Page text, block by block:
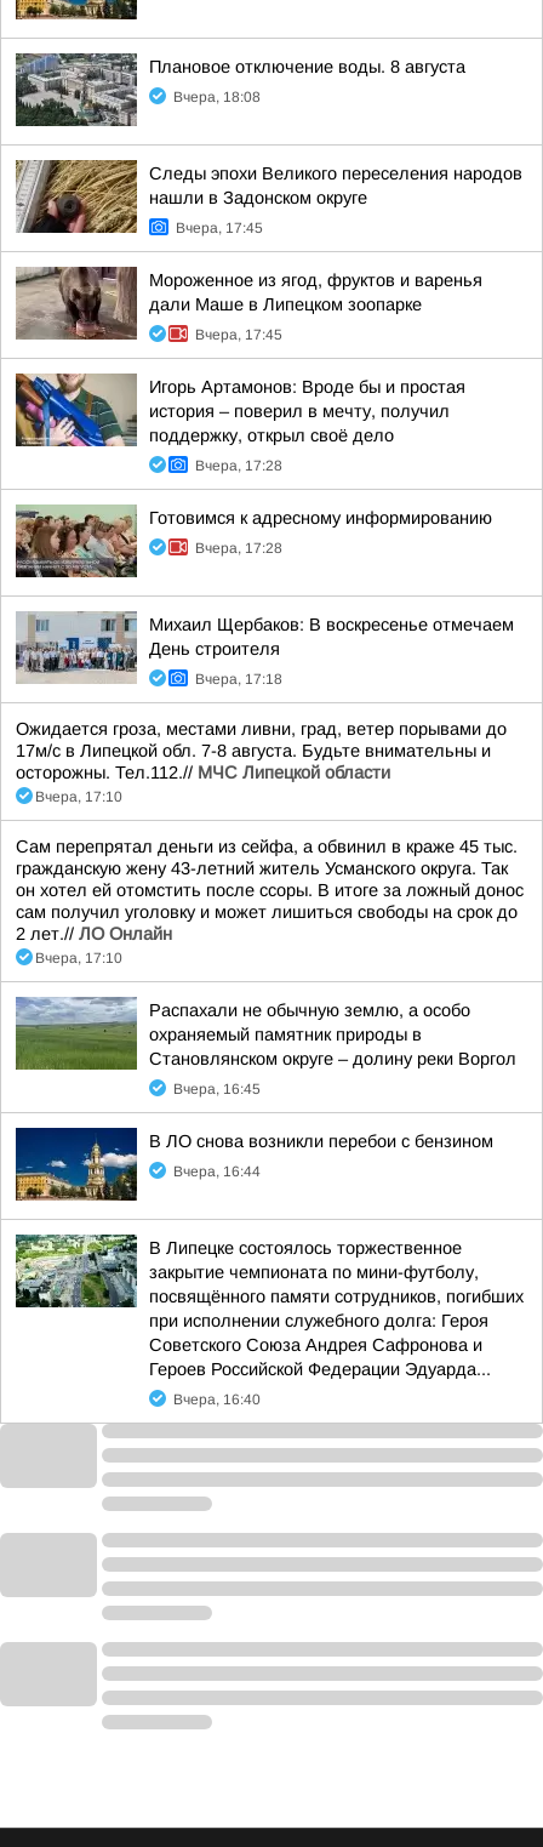
Плановое отключение воды. 8 августа
Вчера, 18:08
Следы эпохи Великого переселения народов
нашли в Задонском округе
Вчера, 17:45
Мороженное из ягод, фруктов и варенья
дали Маше в Липецком зоопарке
Вчера, 17:45
Игорь Артамонов: Вроде бы и простая
история – поверил в мечту, получил
поддержку, открыл своё дело
Вчера, 17:28
Готовимся к адресному информированию
Вчера, 17:28
Михаил Щербаков: В воскресенье отмечаем
День строителя
Вчера, 17:18
Ожидается гроза, местами ливни, град, ветер порывами до
17м/с в Липецкой обл. 7-8 августа. Будьте внимательны и
осторожны. Тел.112.// МЧС Липецкой области
Вчера, 17:10
Сам перепрятал деньги из сейфа, а обвинил в краже 45 тыс.
гражданскую жену 43-летний житель Усманского округа. Так
он хотел ей отомстить после ссоры. В итоге за ложный донос
сам получил уголовку и может лишиться свободы на срок до
2 лет.// ЛО Онлайн
Вчера, 17:10
Распахали не обычную землю, а особо
охраняемый памятник природы в
Становлянском округе – долину реки Воргол
Вчера, 16:45
В ЛО снова возникли перебои с бензином
Вчера, 16:44
В Липецке состоялось торжественное
закрытие чемпионата по мини-футболу,
посвящённого памяти сотрудников, погибших
при исполнении служебного долга: Героя
Советского Союза Андрея Сафронова и
Героев Российской Федерации Эдуарда...
Вчера, 16:40